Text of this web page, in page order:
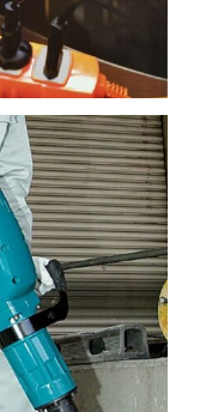
Toàn Miễn Phí,
Grab